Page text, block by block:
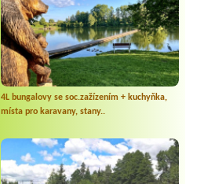
4L bungalovy se soc.zažízením + kuchyňka,
místa pro karavany, stany..